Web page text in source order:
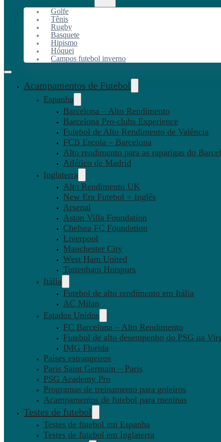
Golfe
Tênis
Rugby
Basquete
Hipismo
Hóquei
Campos futebol inverno
Acampamentos de Futebol
Espanha
Barcelona – Alto Rendimento
Barcelona Pro-clubs Experience
Futebol de Alto Rendimento de Valência
FCB Escola – Barcelona
Alto rendimento para as raparigas do
Atlético de Madrid
Inglaterra
Alto Rendimento UK
New Era Futebol + Inglês
Arsenal
Aston Villa Foundation
Chelsea FC Foundation
Liverpool
Manchester City
West Ham United
Tottenham Hotspurs
Itália
Futebol de alto rendimento em Itália
AC Milan
Estados Unidos
FC Barcelona – Alto Rendimento
Futebol de alto desempenho do PSG na
IMG Florida
Países estrangeiros
Paris Saint Germain – Paris
PSG Academy Pro
Programas de treinamento para goleiros
Acampamentos de futebol para meninas
Testes de futebol
Testes de futebol em Espanha
Testes de futebol em Inglaterra